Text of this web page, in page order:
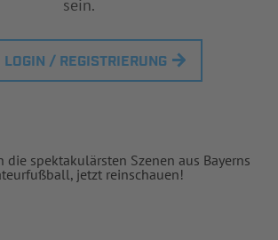
sein.
/ REGISTRIERUNG
die spektakulärsten Szenen aus Bayerns
jetzt reinschauen!